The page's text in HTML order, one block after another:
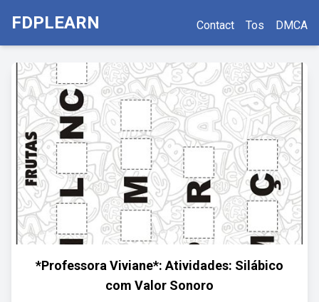
FDPLEARN Contact Tos DMCA
*Professora Viviane*: Atividades: Silábico
com Valor Sonoro